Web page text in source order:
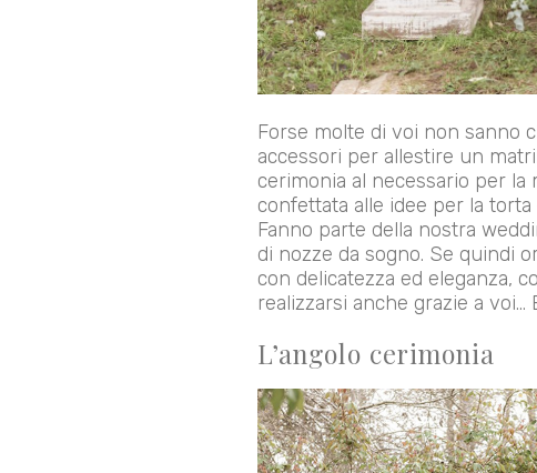
Forse molte di voi non sanno
accessori per allestire un
cerimonia al necessario per
confettata alle idee per la
Fanno parte della nostra
di nozze da sogno. Se quindi
con delicatezza ed eleganza,
realizzarsi anche grazie a voi…
L’angolo cerimonia